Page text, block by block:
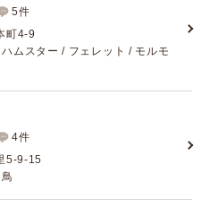
5件
町4-9
ムスター / フェレット / モルモ
4件
5-9-15